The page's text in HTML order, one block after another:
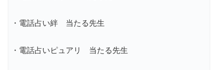
・電話占い絆 当たる先生
・電話占いピュアリ 当たる先生